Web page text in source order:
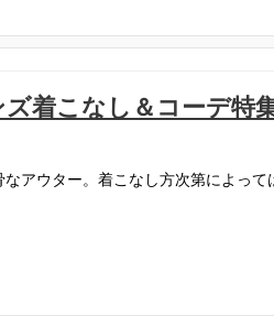
着こなし＆コーデ特
アウター。着こなし方次第によって